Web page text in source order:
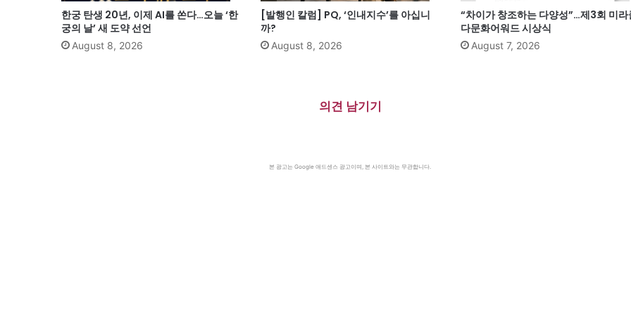
한궁 탄생 20년, 이제 AI를 쏜다…오늘 ‘한
궁의 날’ 새 도약 선언
August 8, 2026
[발행인 칼럼] PQ, ‘인내지수’를 아십니
까?
August 8, 2026
“차이가 창조하는 다양성”…제3회 미라
다문화어워드 시상식
August 7, 2026
의견 남기기
본 광고는 Google 애드센스 광고이며, 본 사이트와는 무관합니다.